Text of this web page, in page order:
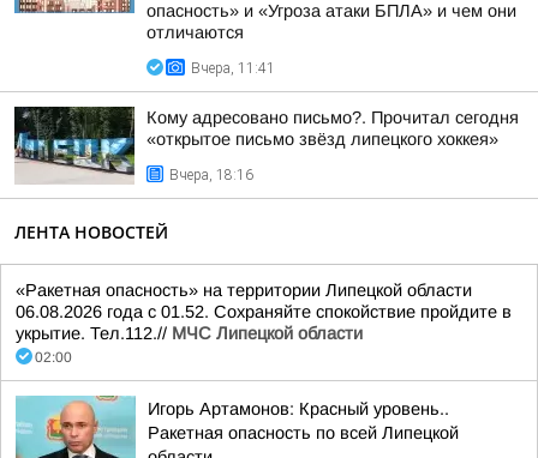
опасность» и «Угроза атаки БПЛА» и чем они
отличаются
Вчера, 11:41
Кому адресовано письмо?. Прочитал сегодня
«открытое письмо звёзд липецкого хоккея»
Вчера, 18:16
ЛЕНТА НОВОСТЕЙ
«Ракетная опасность» на территории Липецкой области
06.08.2026 года с 01.52. Сохраняйте спокойствие пройдите в
укрытие. Тел.112.// МЧС Липецкой области
02:00
Игорь Артамонов: Красный уровень..
Ракетная опасность по всей Липецкой